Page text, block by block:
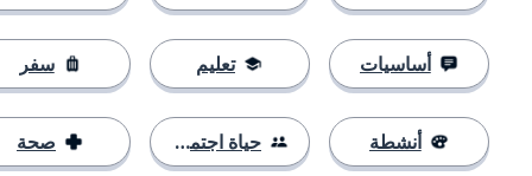
أساسيات
أنشطة
تعليم
حياة اجتماعية
سفر
صحة